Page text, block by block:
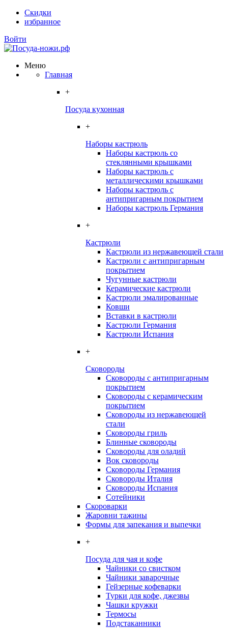
Скидки
избранное
Войти
Меню
Главная
+
Посуда кухонная
+
Наборы кастрюль
Наборы кастрюль со
стеклянными крышками
Наборы кастрюль с
металлическими крышками
Наборы кастрюль с
антипригарным покрытием
Наборы кастрюль Германия
+
Кастрюли
Кастрюли из нержавеющей стали
Кастрюли с антипригарным
покрытием
Чугунные кастрюли
Керамические кастрюли
Кастрюли эмалированные
Ковши
Вставки в кастрюли
Кастрюли Германия
Кастрюли Испания
+
Сковороды
Сковороды с антипригарным
покрытием
Сковороды с керамическим
покрытием
Сковороды из нержавеющей
стали
Сковороды гриль
Блинные сковороды
Сковороды для оладий
Вок сковороды
Сковороды Германия
Сковороды Италия
Сковороды Испания
Сотейники
Скороварки
Жаровни тажины
Формы для запекания и выпечки
+
Посуда для чая и кофе
Чайники со свистком
Чайники заварочные
Гейзерные кофеварки
Турки для кофе, джезвы
Чашки кружки
Термосы
Подстаканники